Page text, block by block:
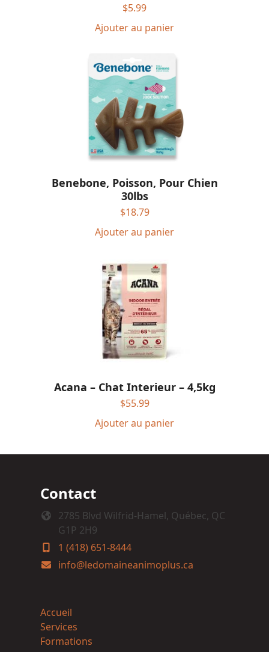
$5.99
Ajouter au panier
Benebone, Poisson, Pour Chien
30lbs
$18.79
Ajouter au panier
Acana – Chat Interieur – 4,5kg
$55.99
Ajouter au panier
Contact
2785 Blvd Wilfrid-Hamel, Québec, QC
G1P 2H9
1 (418) 651-8444
info@ledomaineanimoplus.ca
Accueil
Services
Formations